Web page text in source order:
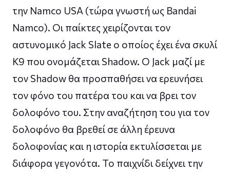
την Namco USA (τώρα γνωστή ως Bandai
Namco). Οι παίκτες χειρίζονται τον
αστυνομικό Jack Slate ο οποίος έχει ένα σκυλί
K9 που ονομάζεται Shadow. O Jack μαζί με
τον Shadow θα προσπαθήσει να ερευνήσει
τον φόνο του πατέρα του και να βρει τον
δολοφόνο του. Στην αναζήτηση του για τον
δολοφόνο θα βρεθεί σε άλλη έρευνα
δολοφονίας και η ιστορία εκτυλίσσεται με
διάφορα γεγονότα. Το παιχνίδι δείχνει την